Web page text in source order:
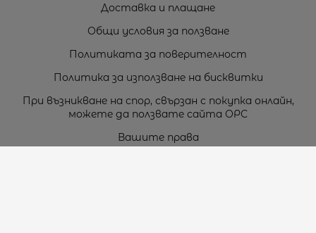
Доставка и плащане
Общи условия за ползване
Политиката за поверителност
Политика за използване на бисквитки
При възникване на спор, свързан с покупка онлайн,
можете да ползвате сайта ОРС
Вашите права